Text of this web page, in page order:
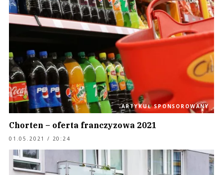
ARTYKUŁ SPONSOROWANY
Chorten – oferta franczyzowa 2021
01.05.2021 / 20:24